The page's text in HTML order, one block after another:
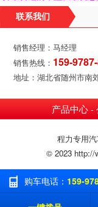
联系我们
销售经理：马经理
销售热线： 159-
地址：湖北省随州市南
产品中心-
程力专用
© 2023 http://
购车电话： 159-